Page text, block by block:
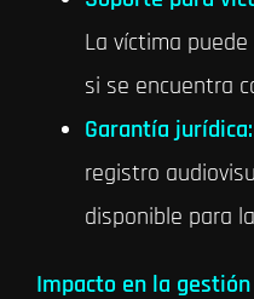
La víctima
si se encuentra
Garantía jurídica:
registro
disponible para
Impacto en la